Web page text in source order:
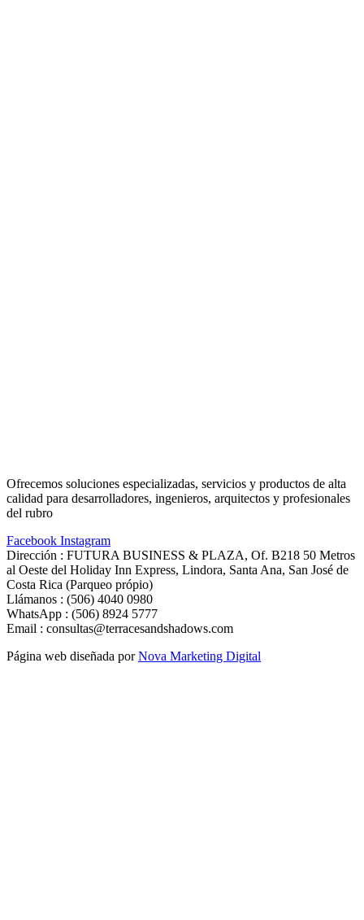
Ofrecemos soluciones especializadas, servicios y productos de alta
calidad para desarrolladores, ingenieros, arquitectos y profesionales
del rubro
Facebook Instagram
Dirección : FUTURA BUSINESS & PLAZA, Of. B218 50 Metros
al Oeste del Holiday Inn Express, Lindora, Santa Ana, San José de
Costa Rica (Parqueo própio)
Llámanos : (506) 4040 0980
WhatsApp : (506) 8924 5777
Email : consultas@terracesandshadows.com
Página web diseñada porNova Marketing Digital